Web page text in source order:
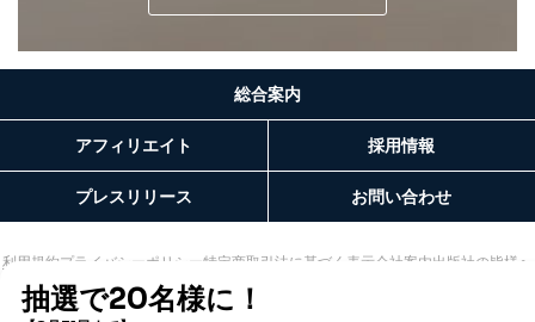
総合案内
アフィリエイト 採用情報
プレスリリース お問い合わせ
利用規約プライバシーポリシー 特定商取引法に基づく表示会社案内出版社の皆様へ